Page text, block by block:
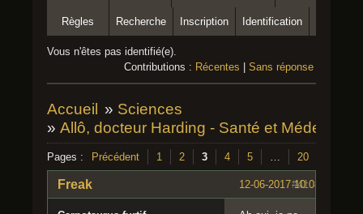
Règles Recherche Inscription Identification
Vous n'êtes pas identifié(e).
Contributions : Récentes Sans réponse
Accueil » Sciences
» Allô, docteur Harding - Santé et Médecine
Pages : Précédent 1 2 3 4 5 … 20
#41
12-06-2017 10:08:36
Freak